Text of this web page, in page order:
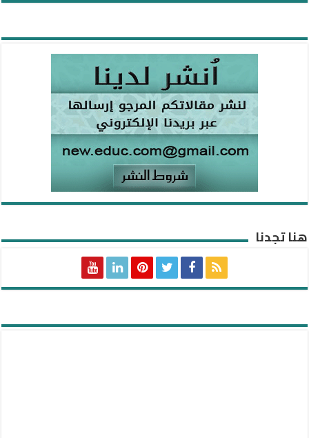
هنا تجدنا